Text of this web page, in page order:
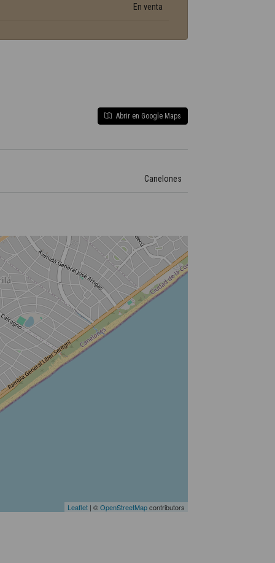
En venta
Abrir en Google Maps
Canelones
Leaflet | ©OpenStreetMapcontributors